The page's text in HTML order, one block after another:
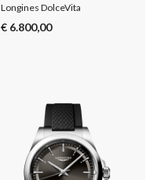
Longines DolceVita
€ 6.800,00